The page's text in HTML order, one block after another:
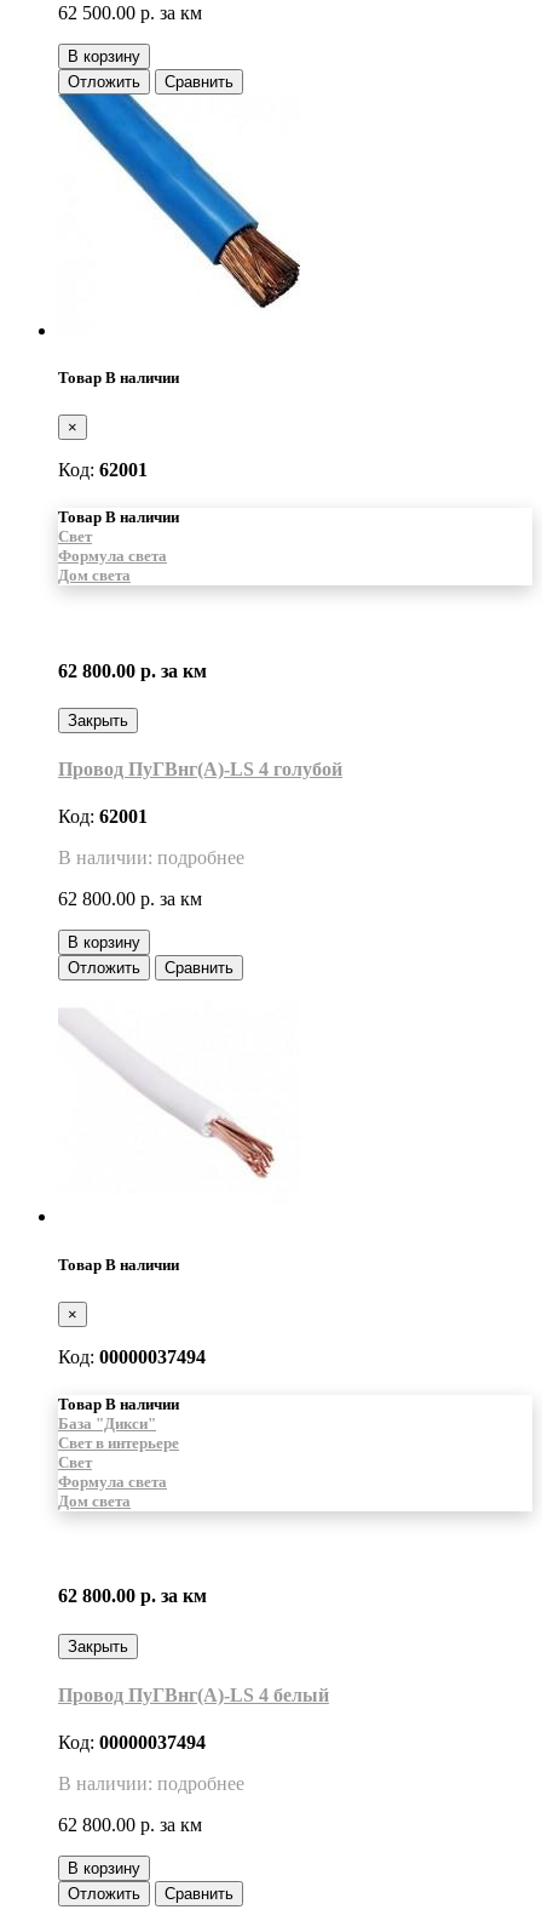
62 500.00 р. за км
В корзину
Отложить
Сравнить
Товар В наличии
×
Код: 62001
Товар В наличии
Свет
Формула света
Дом света
62 800.00 р. за км
Закрыть
Провод ПуГВнг(A)-LS 4 голубой
Код: 62001
В наличии: подробнее
62 800.00 р. за км
В корзину
Отложить
Сравнить
Товар В наличии
×
Код: 00000037494
Товар В наличии
База "Дикси"
Свет в интерьере
Свет
Формула света
Дом света
62 800.00 р. за км
Закрыть
Провод ПуГВнг(A)-LS 4 белый
Код: 00000037494
В наличии: подробнее
62 800.00 р. за км
В корзину
Отложить
Сравнить